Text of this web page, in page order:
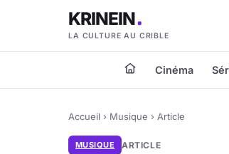
KRINEIN
LA CULTURE AU CRIBLE
Cinéma
Accueil › Musique › Article
MUSIQUE ARTICLE